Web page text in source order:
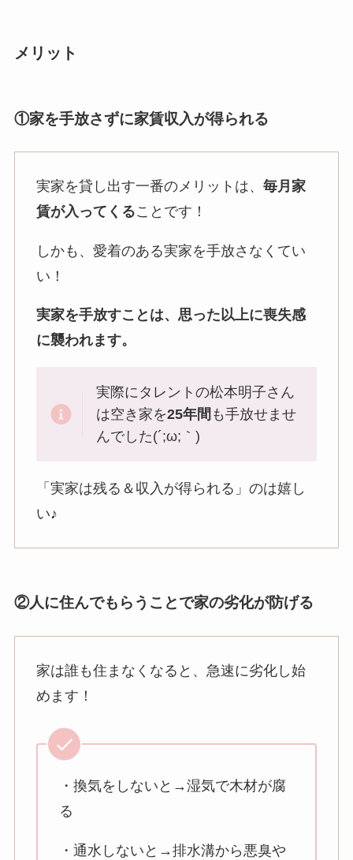
メリット
①家を手放さずに家賃収入が得られる
実家を貸し出す一番のメリットは、 毎月家
賃が入ってくることです！
しかも、愛着のある実家を手放さなくてい
い！
実家を手放すことは、思った以上に喪失感
に襲われます。
実際にタレントの松本明子さん
は空き家を25年間 も手放せませ
んでした(´;ω;｀)
「実家は残る＆収入が得られる」のは嬉し
い♪
②人に住んでもらうことで家の劣化が防げる
家は誰も住まなくなると、急速に劣化し始
めます！
・換気をしないと→湿気で木材が腐
る
・通水しないと→排水溝から悪臭や